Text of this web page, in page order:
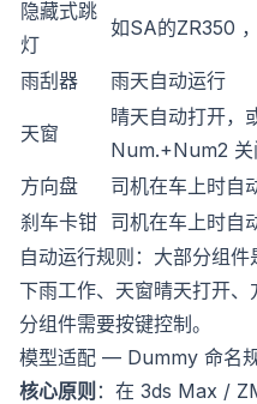
隐藏式跳
灯
如SA的ZR350
雨刮器 雨天自动运行
天窗
晴天自动打开，
Num.+Num2 关
方向盘
司机在车上时自
刹车卡钳 司机在车上时自
自动运行规则：大部分组
下雨工作、天窗晴天打开
分组件需要按键控制。
模型适配 — Dummy 命名
核心原则 ：在 3ds Max /